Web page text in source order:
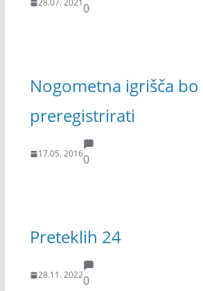
28.07. 20210
Nogometna igrišča
preregistrirati
17.05. 20160
Preteklih 24
28.11. 20220